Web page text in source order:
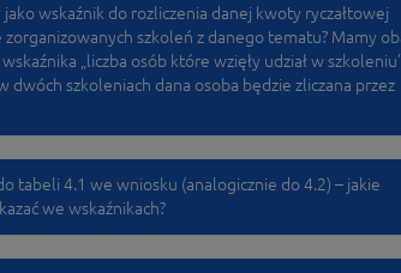
jako wskaźnik do rozliczenia danej kwoty ryczałtowej
zorganizowanych szkoleń z danego tematu? Mamy
„liczba osób które wzięły udział w
dwóch szkoleniach dana osoba będzie zliczana przez
tabeli 4.1 we wniosku (analogicznie do 4.2) – jakie
we wskaźnikach?